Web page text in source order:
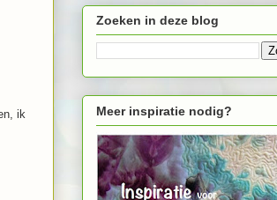
ik
Zoeken in deze blog
Meer inspiratie nodig?